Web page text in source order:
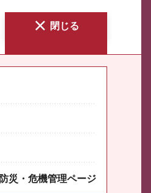
閉じる
防災・危機管理ページ